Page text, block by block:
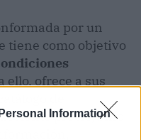
Information
por un
tiene como objetivo
ello, ofrece a sus
precio, sino